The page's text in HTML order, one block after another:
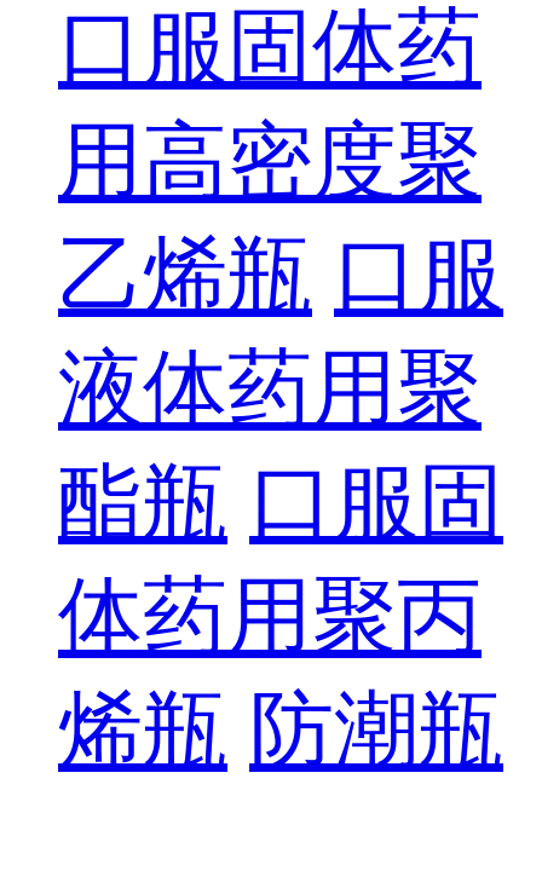
口服固体药
用高密度聚
乙烯瓶 口服
液体药用聚
酯瓶 口服固
体药用聚丙
烯瓶 防潮瓶